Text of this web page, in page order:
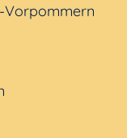
Vorpommern